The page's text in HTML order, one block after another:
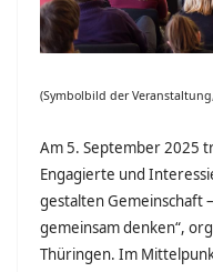
(Symbolbild der
Am 5. September 2025
Engagierte und
gestalten Gemeinschaft
gemeinsam denken“,
Thüringen. Im